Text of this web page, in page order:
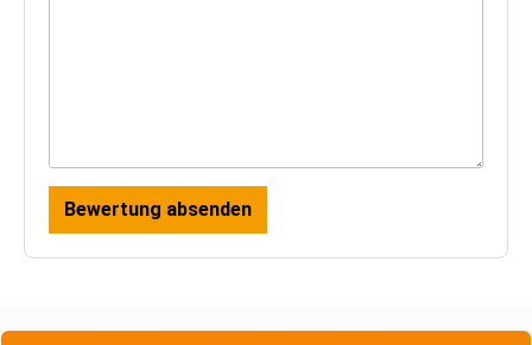
Bewertung absenden